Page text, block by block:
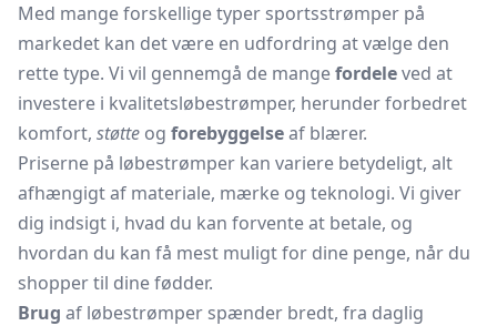
Med mange forskellige typer sportsstrømper på
markedet kan det være en udfordring at vælge den
rette type. Vi vil gennemgå de mangefordeleved at
investere i kvalitetsløbestrømper, herunder forbedret
komfort, støtte og forebyggelseaf blærer.
Priserne på løbestrømper kan variere betydeligt, alt
afhængigt af materiale, mærke og teknologi. Vi giver
dig indsigt i, hvad du kan forvente at betale, og
hvordan du kan få mest muligt for dine penge, når du
shopper til dine fødder.
Brug af løbestrømper spænder bredt, fra daglig